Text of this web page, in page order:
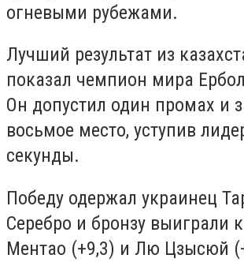
огневыми рубежами.
Лучший результат из
показал чемпион мира
Он допустил один промах и
восьмое место, уступив
секунды.
Победу одержал украинец
Серебро и бронзу выиграли
Ментао (+9,3) и Лю Цзысюй